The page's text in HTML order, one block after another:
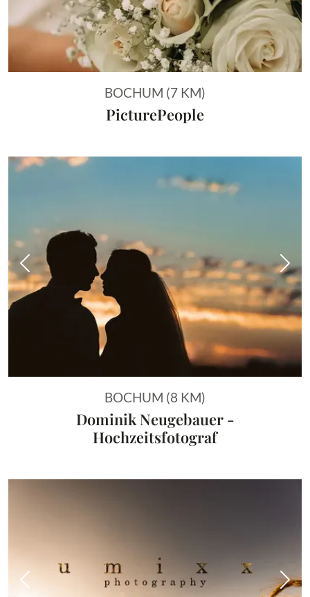
BOCHUM (7 KM)
PicturePeople
Vorheriges Bild
BOCHUM (8 KM)
Dominik Neugebauer -
Hochzeitsfotograf
Vorheriges Bild